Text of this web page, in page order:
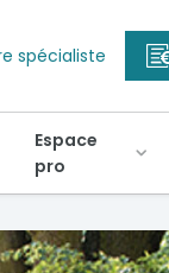
spécialiste
Espace
pro